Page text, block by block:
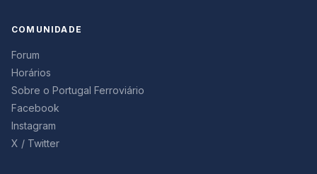
COMUNIDADE
Forum
Horários
Sobre o Portugal Ferroviário
Facebook
Instagram
X / Twitter